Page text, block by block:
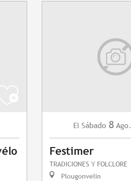
El Sábado 8 Ago.
Festimer
TRADICIONES Y FOLCLORE
Plougonvelin